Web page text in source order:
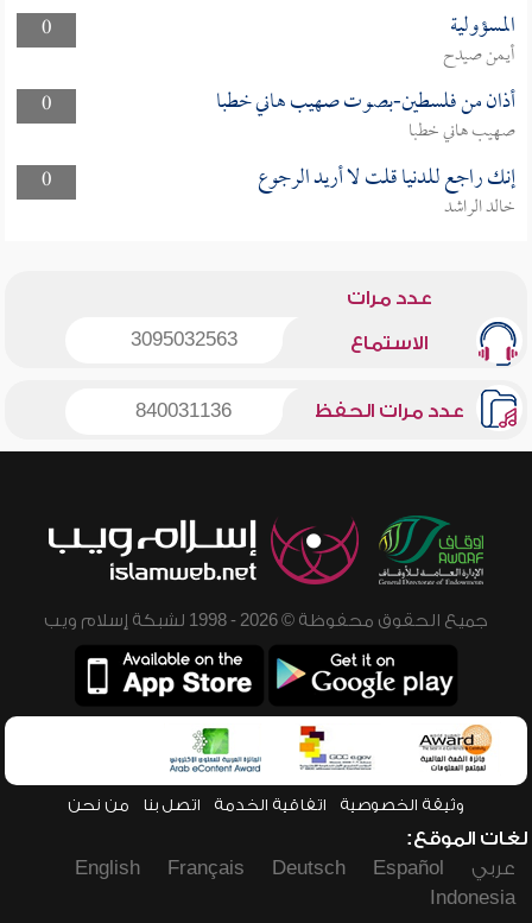
0
المسؤولية
أيمن صيدح
0
أذان من فلسطين-بصوت صهيب هاني خطبا
صهيب هاني خطبا
0
إنك راجع للدنيا قلت لا أريد الرجوع
خالد الراشد
عدد مرات
الاستماع 3095032563
عدد مرات الحفظ 840031136
جميع الحقوق محفوظة © 2026 - 1998 لشبكة إسلام ويب
وثيقة الخصوصية اتفاقية الخدمة اتصل بنا من نحن
لغات الموقع:
عربي
Español
Deutsch
Français
English
Indonesia